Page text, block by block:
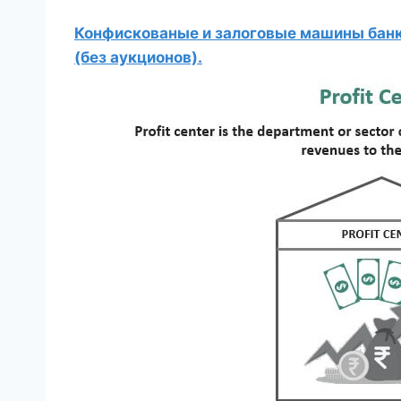
Конфискованые и залоговые машины
(без аукционов).